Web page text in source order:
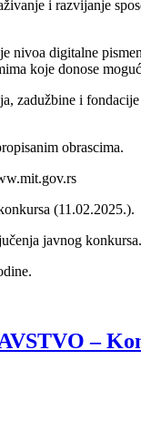
i razvijanje
digitalne
koje donose
zadužbine i
obrascima.
(11.02.2025.).
javnog konkursa.
–